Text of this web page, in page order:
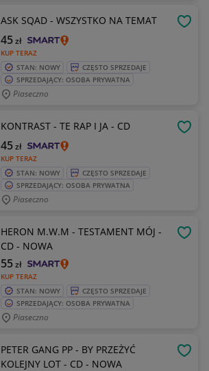
ASK SQAD - WSZYSTKO NA TEMAT
KUP TERAZ
45zł
STAN: NOWY
CZĘSTO SPRZEDAJE
SPRZEDAJĄCY: OSOBA PRYWATNA
Piaseczno
KONTRAST - TE RAP I JA - CD
KUP TERAZ
45zł
STAN: NOWY
CZĘSTO SPRZEDAJE
SPRZEDAJĄCY: OSOBA PRYWATNA
Piaseczno
HERON M.W.M - TESTAMENT MÓJ -
CD - NOWA
KUP TERAZ
55zł
STAN: NOWY
CZĘSTO SPRZEDAJE
SPRZEDAJĄCY: OSOBA PRYWATNA
Piaseczno
PETER GANG PP - BY PRZEŻYĆ
KOLEJNY LOT - CD - NOWA